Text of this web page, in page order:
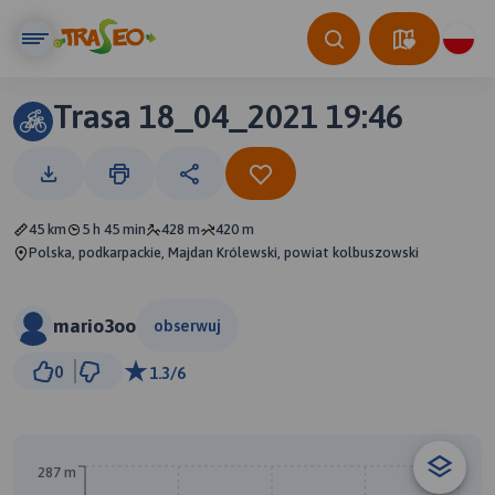
Trasa 18_04_2021 19:46
45 km 5 h 45 min 428 m
420 m
Polska, podkarpackie, Majdan Królewski, powiat kolbuszowski
mario3oo obserwuj
0 1.3/6
287 m